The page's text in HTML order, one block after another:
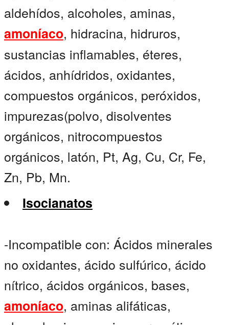
aldehídos, alcoholes, aminas,
amoníaco, hidracina, hidruros,
sustancias inflamables, éteres,
ácidos, anhídridos, oxidantes,
compuestos orgánicos, peróxidos,
impurezas(polvo, disolventes
orgánicos, nitrocompuestos
orgánicos, latón, Pt, Ag, Cu, Cr, Fe,
Zn, Pb, Mn.
Isocianatos
-Incompatible con: Ácidos minerales
no oxidantes, ácido sulfúrico, ácido
nítrico, ácidos orgánicos, bases,
amoníaco, aminas alifáticas,